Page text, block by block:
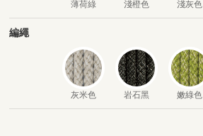
薄荷綠 淺橙色 淺灰色
編繩
灰米色 岩石黑 嫩綠色